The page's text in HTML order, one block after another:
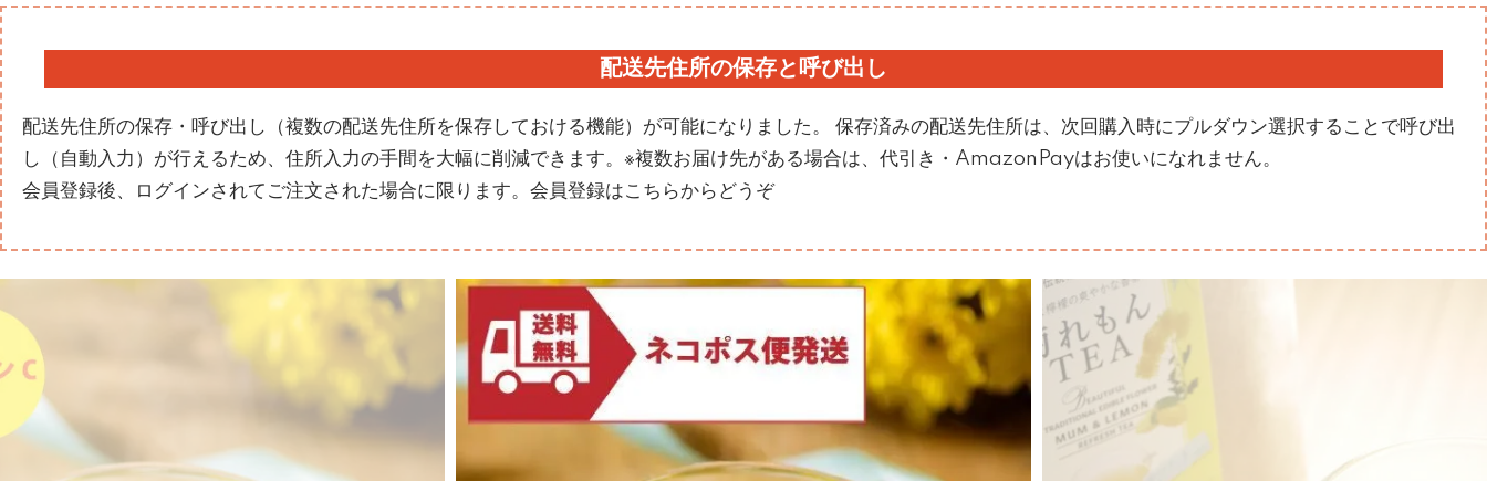
配送先住所の保存と呼び出し
配送先住所の保存・呼び出し（複数の配送先住所を保存しておける機能）が可能になりました。 保存済みの配送先住所は、次回購入時にプルダウン選択することで呼び出
し（自動入力）が行えるため、住所入力の手間を大幅に削減できます。※複数お届け先がある場合は、代引き・AmazonPayはお使いになれません。
会員登録後、ログインされてご注文された場合に限ります。 会員登録はこちらからどうぞ